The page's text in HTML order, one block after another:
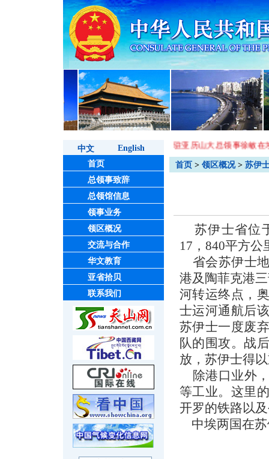
中文
English
首页
总领事致辞
总领馆信息
领事业务
领区概况
交流与合作
华文教育
亚省拾贝
联系我们
驻亚历山大总领事徐敏访问亚历山大大学 驻亚历山大总领事徐敏在
首页 > 领区概况> 苏伊
苏伊士省位
17，840平方公
省会苏伊士地
港及陶菲克港
河转运终点，
士运河通航后
苏伊士一度废
队的围攻。战
放，苏伊士得
除港口业外，
等工业。这里
开罗的铁路以
中埃两国在苏